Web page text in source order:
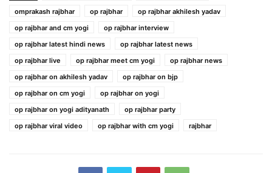
omprakash rajbhar
op rajbhar
op rajbhar akhilesh yadav
op rajbhar and cm yogi
op rajbhar interview
op rajbhar latest hindi news
op rajbhar latest news
op rajbhar live
op rajbhar meet cm yogi
op rajbhar news
op rajbhar on akhilesh yadav
op rajbhar on bjp
op rajbhar on cm yogi
op rajbhar on yogi
op rajbhar on yogi adityanath
op rajbhar party
op rajbhar viral video
op rajbhar with cm yogi rajbhar